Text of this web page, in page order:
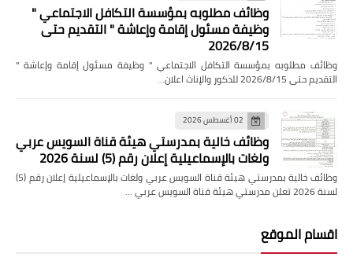
وظائف مطلوبه بمؤسسة التكافل الاجتماعي "
وظيفة مسئول إقامة وإعاشة " التقديم حتى
2026/8/15
وظائف مطلوبه بمؤسسة التكافل الاجتماعي " وظيفة مسئول إقامة وإعاشة "
التقديم حتى 2026/8/15 للذكور والإناث اعلان…
02 أغسطس 2026
وظائف خالية بمدرستي هيئة قناة السويس عربي
ولغات بالإسماعيلية إعلان رقم (5) لسنة 2026
وظائف خالية بمدرستي هيئة قناة السويس عربي ولغات بالإسماعيلية إعلان رقم (5)
لسنة 2026 تعلن مدرستي هيئة قناة السويس عربي …
اقسام الموقع